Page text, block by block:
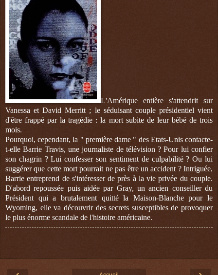
L'Amérique entière s'attendrit sur
Vanessa et David Merritt ; le séduisant couple présidentiel vient
d'être frappé par la tragédie : la mort subite de leur bébé de trois
mois.
Pourquoi, cependant, la " première dame " des Etats-Unis contacte-
t-elle Barrie Travis, une journaliste de télévision ? Pour lui confier
son chagrin ? Lui confesser son sentiment de culpabilité ? Ou lui
suggérer que cette mort pourrait ne pas être un accident ? Intriguée,
Barrie entreprend de s'intéresser de près à la vie privée du couple.
D'abord repoussée puis aidée par Gray, un ancien conseiller du
Président qui a brutalement quitté la Maison-Blanche pour le
Wyoming, elle va découvrir des secrets susceptibles de provoquer
le plus énorme scandale de l'histoire américaine.